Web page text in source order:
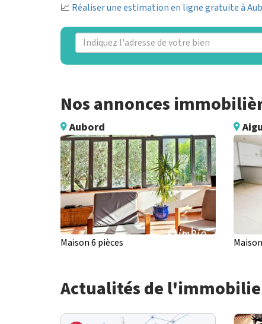
📈 Réaliser une estimation en ligne gratuite à
Nos annonces
Aubord
Maison 6 pièces
Actualités de